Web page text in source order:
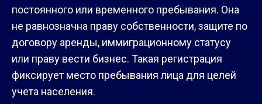
постоянного или временного пребывания. Она
не равнозначна праву собственности, защите по
договору аренды, иммиграционному статусу
или праву вести бизнес. Такая регистрация
фиксирует место пребывания лица для целей
учета населения.